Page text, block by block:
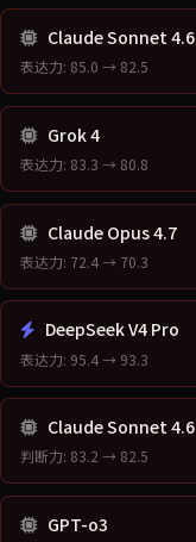
Claude Sonnet 4.6
表达力: 85.0 → 82.5
Grok 4
表达力: 83.3 → 80.8
Claude Opus 4.7
表达力: 72.4 → 70.3
DeepSeek V4 Pro
表达力: 95.4 → 93.3
Claude Sonnet 4.6
判断力: 83.2 → 82.5
GPT-o3